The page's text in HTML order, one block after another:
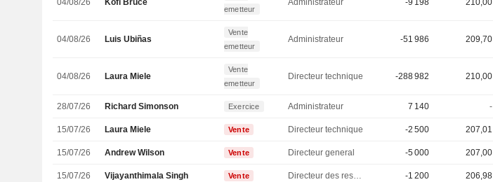
04/08/26 Kofi Bruce
emetteur
Administrateur -9 198 210,00
04/08/26 Luis Ubiñas
Vente
emetteur
Administrateur -51 986 209,70
04/08/26 Laura Miele
Vente
emetteur
Directeur technique -288 982 210,00
28/07/26 Richard Simonson Exercice Administrateur 7 140 -
15/07/26 Laura Miele Vente Directeur technique -2 500 207,01
15/07/26 Andrew Wilson Vente Directeur general -5 000 207,00
15/07/26 Vijayanthimala Singh Vente Directeur des ressources humaines -1 200 206,98